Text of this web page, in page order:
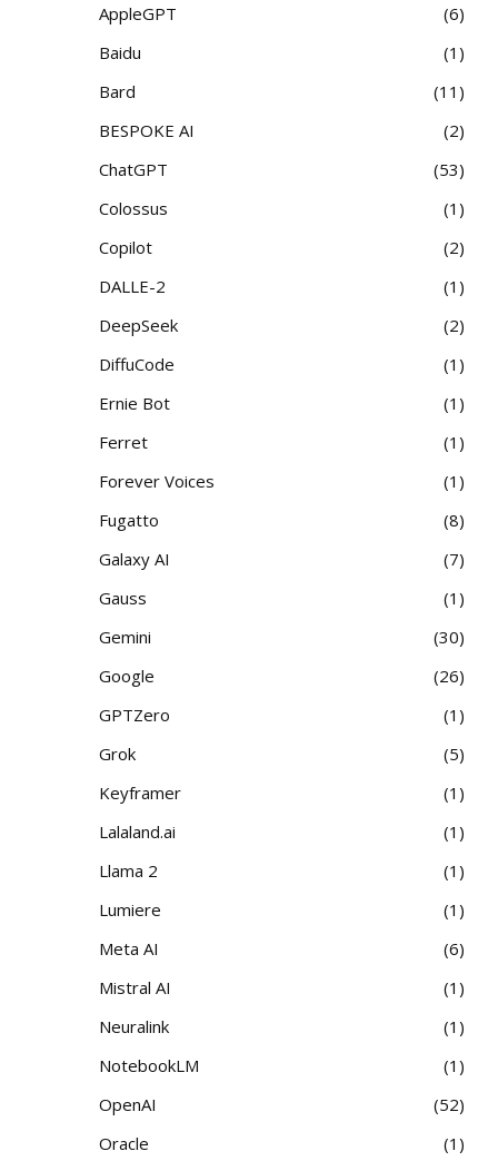
AppleGPT
6
Baidu
1
Bard
11
BESPOKE AI
2
ChatGPT
53
Colossus
1
Copilot
2
DALLE-2
1
DeepSeek
2
DiffuCode
1
Ernie Bot
1
Ferret
1
Forever Voices
1
Fugatto
8
Galaxy AI
7
Gauss
1
Gemini
30
Google
26
GPTZero
1
Grok
5
Keyframer
1
Lalaland.ai
1
Llama 2
1
Lumiere
1
Meta AI
6
Mistral AI
1
Neuralink
1
NotebookLM
1
OpenAI
52
Oracle
1